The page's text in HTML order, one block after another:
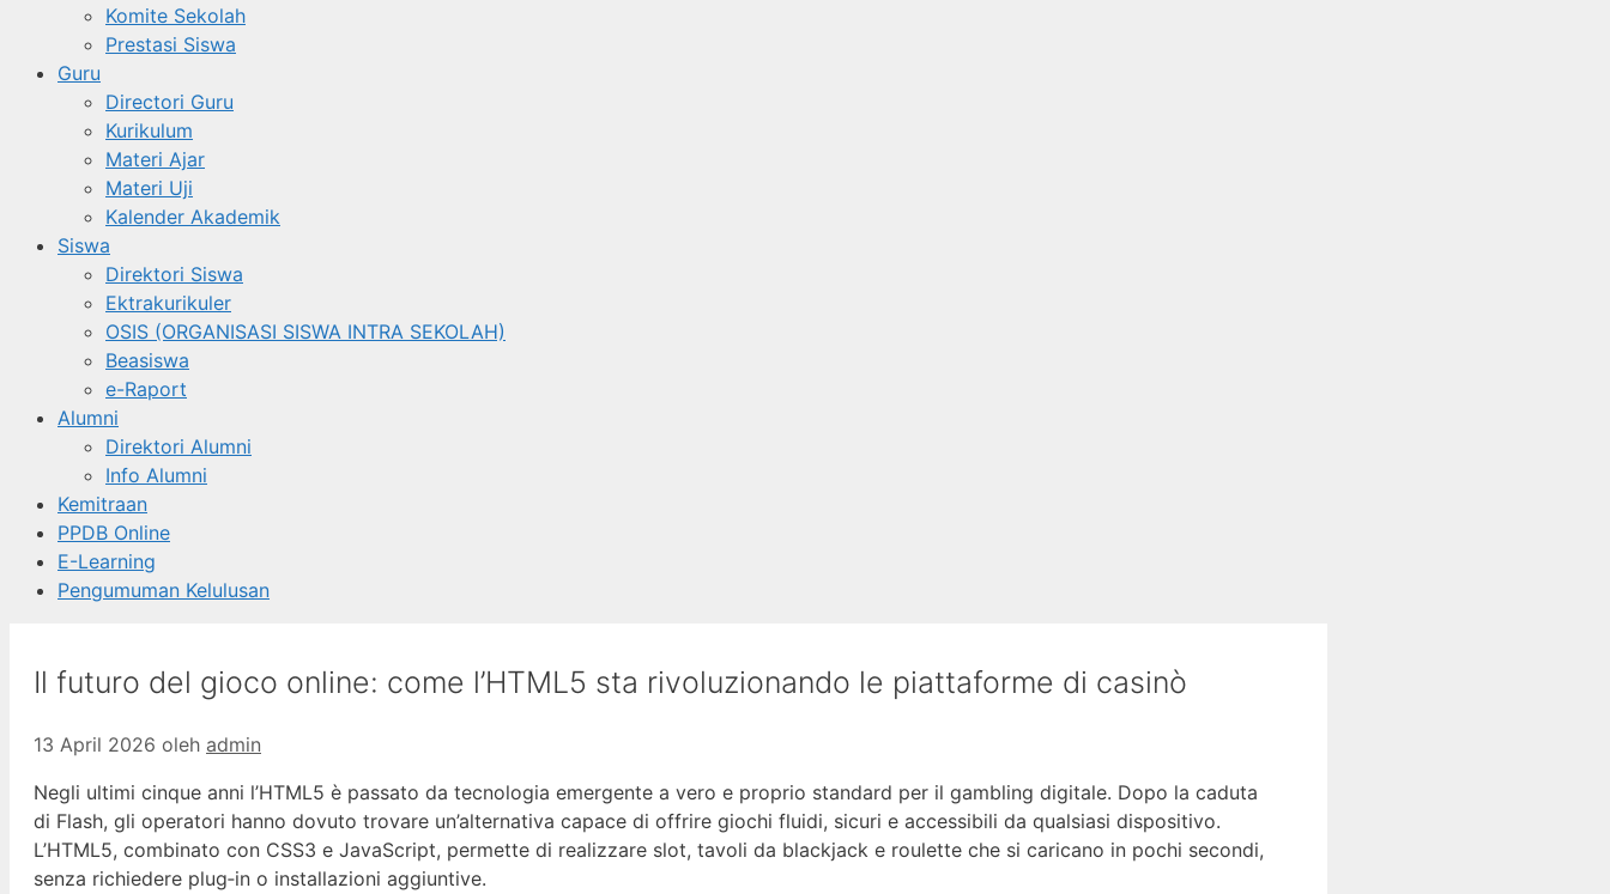
Komite Sekolah
Prestasi Siswa
Guru
Directori Guru
Kurikulum
Materi Ajar
Materi Uji
Kalender Akademik
Siswa
Direktori Siswa
Ektrakurikuler
OSIS (ORGANISASI SISWA INTRA SEKOLAH)
Beasiswa
e-Raport
Alumni
Direktori Alumni
Info Alumni
Kemitraan
PPDB Online
E-Learning
Pengumuman Kelulusan
Il futuro del gioco online: come l’HTML5 sta rivoluzionando le piattaforme di casinò
13 April 2026 oleh admin
Negli ultimi cinque anni l’HTML5 è passato da tecnologia emergente a vero e proprio standard per il gambling digitale. Dopo la caduta
di Flash, gli operatori hanno dovuto trovare un’alternativa capace di offrire giochi fluidi, sicuri e accessibili da qualsiasi dispositivo.
L’HTML5, combinato con CSS3 e JavaScript, permette di realizzare slot, tavoli da blackjack e roulette che si caricano in pochi secondi,
senza richiedere plug‑in o installazioni aggiuntive.